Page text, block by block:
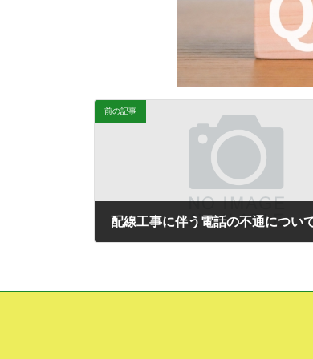
前の記事
配線工事に伴う電話の不通につい